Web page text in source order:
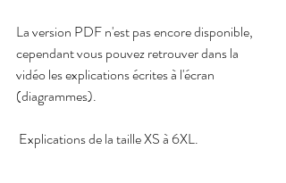
La version PDF n'est pas encore disponible,
cependant vous pouvez retrouver dans la
vidéo les explications écrites à l'écran
(diagrammes).
Explications de la taille XS à 6XL.